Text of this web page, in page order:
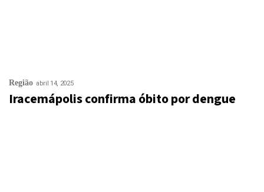
Região abril 14, 2025
Iracemápolis confirma óbito por dengue